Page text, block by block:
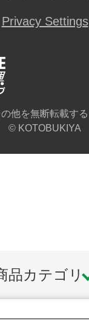
Privacy Settings
他を無断転載す
© KOTOBUKIYA
品カテゴリ